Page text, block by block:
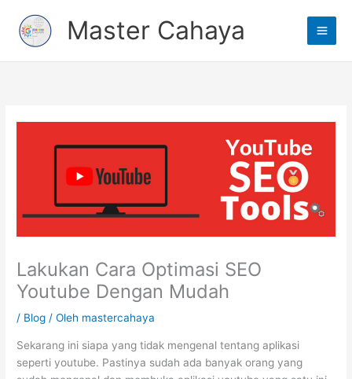
konten
Master Cahaya
Main
Lakukan Cara Optimasi SEO
Youtube Dengan Mudah
/ Blog / Oleh mastercahaya
Sekarang ini siapa yang tidak mengenal tentang aplikasi
seperti youtube. Pastinya sudah ada banyak orang yang